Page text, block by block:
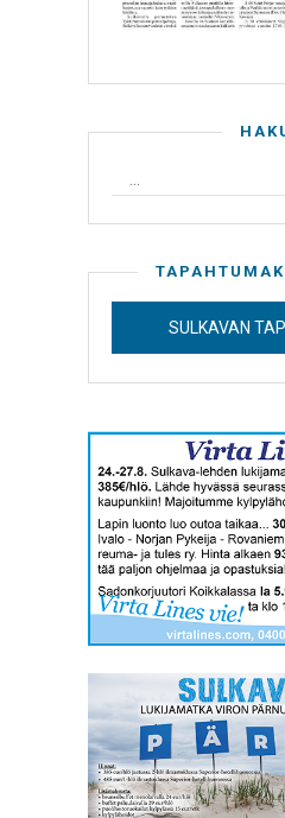
SULKAVAN